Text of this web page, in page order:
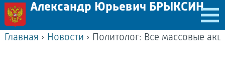
Александр Юрьевич БРЫКСИН
Главная › Новости ›